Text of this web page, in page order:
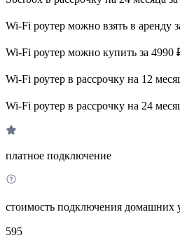
Wi-Fi роутер можно взять в аренду
Wi-Fi роутер можно купить за 4990
Wi-Fi роутер в рассрочку на 12
Wi-Fi роутер в рассрочку на 24
платное подключение
стоимость подключения домашних
595